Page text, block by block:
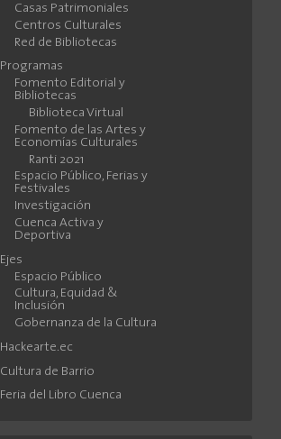
Casas Patrimoniales
Centros Culturales
Red de Bibliotecas
Programas
Fomento Editorial y
Bibliotecas
Biblioteca Virtual
Fomento de las Artes y
Economías Culturales
Ranti 2021
Espacio Público, Ferias y
Festivales
Investigación
Cuenca Activa y
Deportiva
Ejes
Espacio Público
Cultura, Equidad &
Inclusión
Gobernanza de la Cultura
Hackearte.ec
Cultura de Barrio
Feria del Libro Cuenca